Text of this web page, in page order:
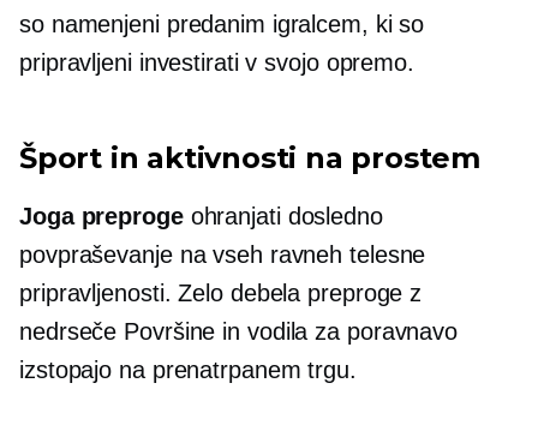
so namenjeni predanim igralcem, ki so
pripravljeni investirati v svojo opremo.
Šport in aktivnosti na prostem
Joga preprogeohranjati dosledno
povpraševanje na vseh ravneh telesne
pripravljenosti.Zelo debela preproge z
nedrseče Površine in vodila za poravnavo
izstopajo na prenatrpanem trgu.